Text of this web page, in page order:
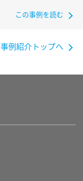
この事例を読む
事例紹介トップへ